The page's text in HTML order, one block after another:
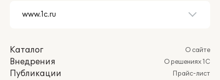
Каталог
Внедрения
Публикации
О сайте
О решениях 1С
Прайс-лист